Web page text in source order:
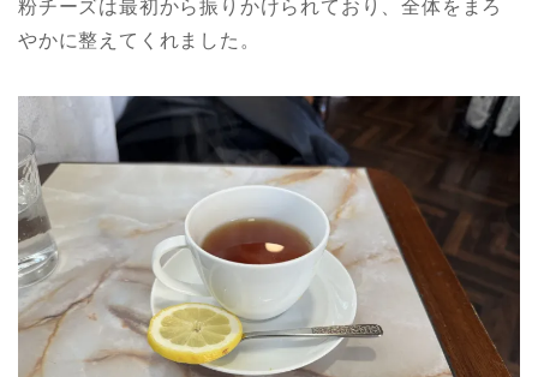
粉チーズは最初から振りかけられており、全体をまろ
やかに整えてくれました。